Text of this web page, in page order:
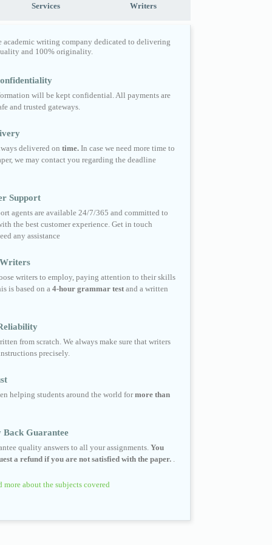
Services Writers
academic writing company dedicated to delivering
and 100% originality.
will be kept confidential. All payments are
and trusted gateways.
delivered on time. In case we need more time to
we may contact you regarding the deadline
Support
agents are available 24/7/365 and committed to
the best customer experience. Get in touch
any assistance
writers to employ, paying attention to their skills
is based on a 4-hour grammar test and a written
from scratch. We always make sure that writers
precisely.
helping students around the world formore than
Back Guarantee
quality answers to all your assignments. You
a refund if you are not satisfied with the paper.
more about the subjects covered